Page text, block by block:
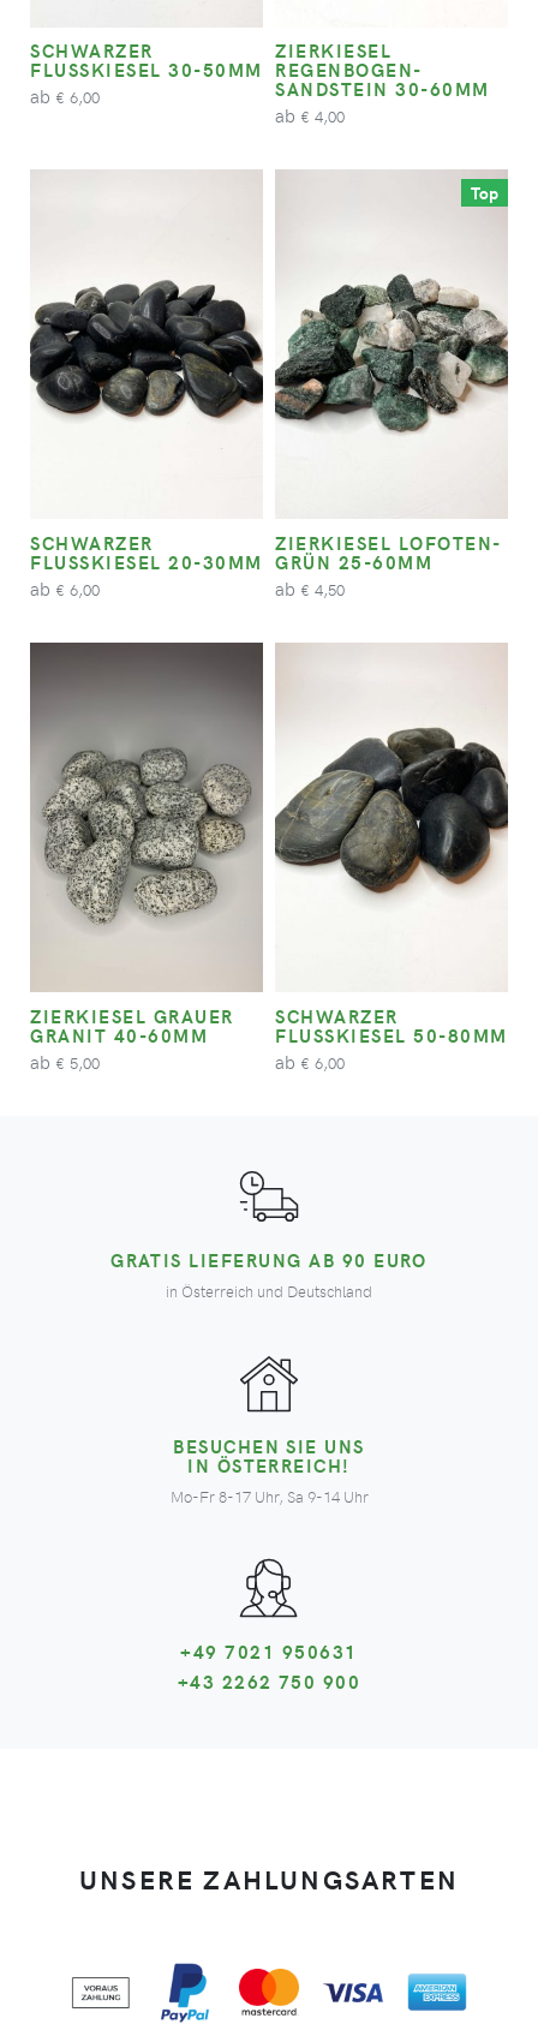
SCHWARZER
FLUSSKIESEL 30-50MM
ab € 6,00
ZIERKIESEL
REGENBOGEN-
SANDSTEIN 30-60MM
ab € 4,00
SCHWARZER
FLUSSKIESEL 20-30MM
ab € 6,00
Top
ZIERKIESEL LOFOTEN-
GRÜN 25-60MM
ab € 4,50
ZIERKIESEL GRAUER
GRANIT 40-60MM
ab € 5,00
SCHWARZER
FLUSSKIESEL 50-80MM
ab € 6,00
GRATIS LIEFERUNG AB 90 EURO
in Österreich und Deutschland
BESUCHEN SIE UNS
IN ÖSTERREICH!
Mo-Fr 8-17 Uhr, Sa 9-14 Uhr
+49 7021 950631
+43 2262 750 900
UNSERE ZAHLUNGSARTEN